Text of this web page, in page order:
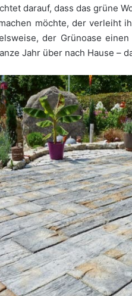
darauf, dass das grüne
möchte, der verleiht
der Grünoase
Jahr über nach Hause –